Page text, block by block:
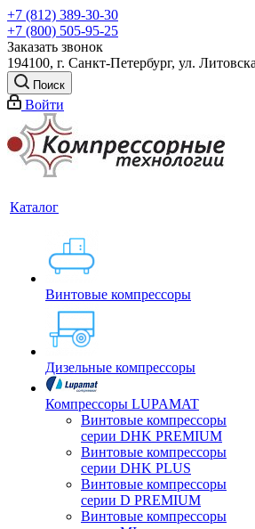
+7 (812) 389-30-30
+7 (800) 505-95-25
Заказать звонок
194100, г. Санкт-Петербург, ул.
Поиск
Войти
Каталог
Винтовые компрессоры
Дизельные компрессоры
Компрессоры LUPAMAT
Винтовые компрессоры
серии DHK PREMIUM
Винтовые компрессоры
серии DHK PLUS
Винтовые компрессоры
серии D PREMIUM
Винтовые компрессоры